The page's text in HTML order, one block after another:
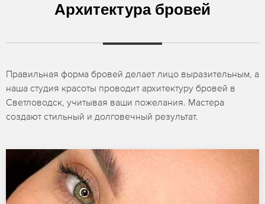
Архитектура бровей
Правильная форма бровей делает лицо выразительным, а
наша студия красоты проводит архитектуру бровей в
Светловодск, учитывая ваши пожелания. Мастера
создают стильный и долговечный результат.